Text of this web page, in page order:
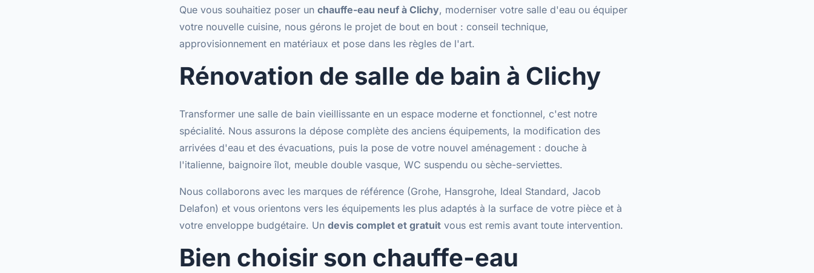
Que vous souhaitiez poser un chauffe-eau neuf à Clichy, moderniser votre salle d'eau ou équiper
votre nouvelle cuisine, nous gérons le projet de bout en bout : conseil technique,
approvisionnement en matériaux et pose dans les règles de l'art.
Rénovation de salle de bain à Clichy
Transformer une salle de bain vieillissante en un espace moderne et fonctionnel, c'est notre
spécialité. Nous assurons la dépose complète des anciens équipements, la modification des
arrivées d'eau et des évacuations, puis la pose de votre nouvel aménagement : douche à
l'italienne, baignoire îlot, meuble double vasque, WC suspendu ou sèche-serviettes.
Nous collaborons avec les marques de référence (Grohe, Hansgrohe, Ideal Standard, Jacob
Delafon) et vous orientons vers les équipements les plus adaptés à la surface de votre pièce et à
votre enveloppe budgétaire. Un devis complet et gratuit vous est remis avant toute intervention.
Bien choisir son chauffe-eau